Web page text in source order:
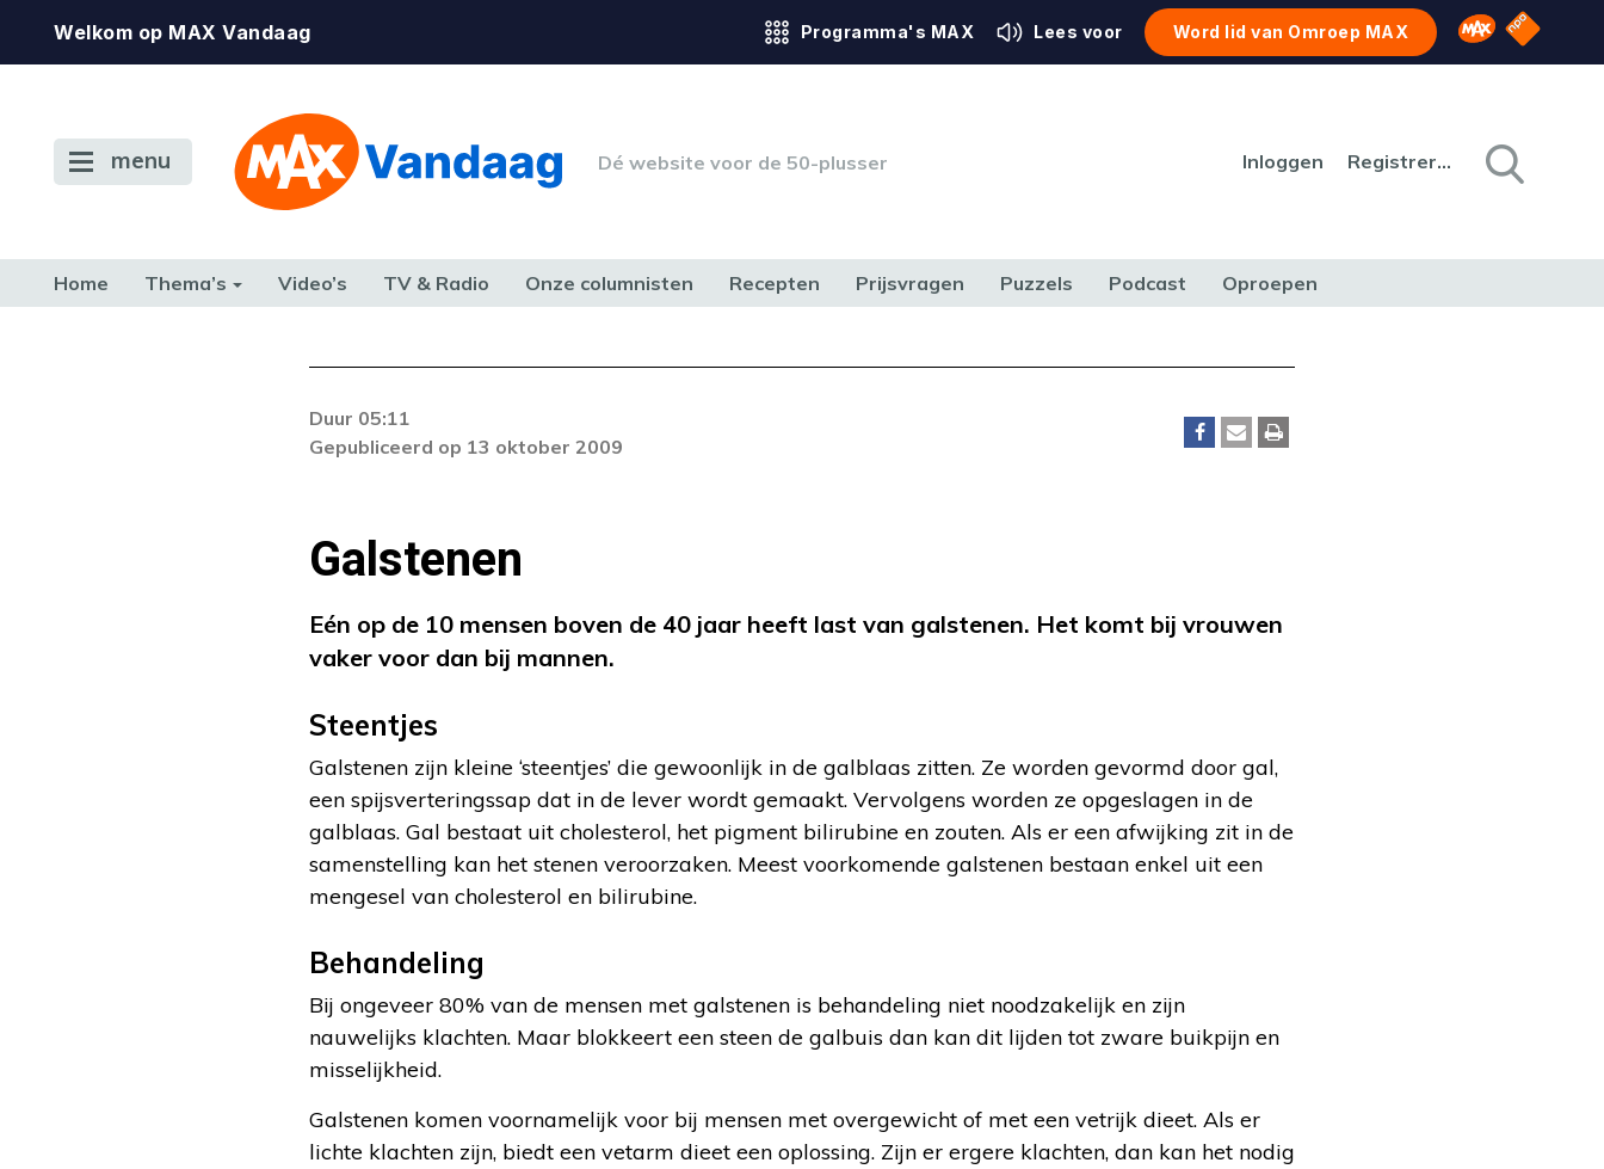
Welkom op MAX Vandaag Programma's MAX Lees voor Word lid van Omroep MAX Omroep MAX
NPO
menu Dé website voor de 50-plusser Inloggen Registreren
Home Thema’s Video’s TV & Radio Onze columnisten Recepten Prijsvragen Puzzels Podcast Oproepen
De gewenste stream is op dit moment niet
beschikbaar. Als het probleem zich blijft voordoen,
Duur 05:11
Gepubliceerd op 13 oktober 2009
Galstenen
Eén op de 10 mensen boven de 40 jaar heeft last van galstenen. Het komt bij vrouwen
vaker voor dan bij mannen.
Steentjes
Galstenen zijn kleine ‘steentjes’ die gewoonlijk in de galblaas zitten. Ze worden gevormd door gal,
een spijsverteringssap dat in de lever wordt gemaakt. Vervolgens worden ze opgeslagen in de
galblaas. Gal bestaat uit cholesterol, het pigment bilirubine en zouten. Als er een afwijking zit in de
samenstelling kan het stenen veroorzaken. Meest voorkomende galstenen bestaan enkel uit een
mengesel van cholesterol en bilirubine.
Behandeling
Bij ongeveer 80% van de mensen met galstenen is behandeling niet noodzakelijk en zijn
nauwelijks klachten. Maar blokkeert een steen de galbuis dan kan dit lijden tot zware buikpijn en
misselijkheid.
Galstenen komen voornamelijk voor bij mensen met overgewicht of met een vetrijk dieet. Als er
lichte klachten zijn, biedt een vetarm dieet een oplossing. Zijn er ergere klachten, dan kan het nodig